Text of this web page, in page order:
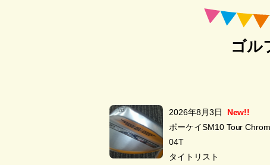
ゴル
2026年8月3日
New!!
ボーケイSM10 Tour
04T
タイトリスト